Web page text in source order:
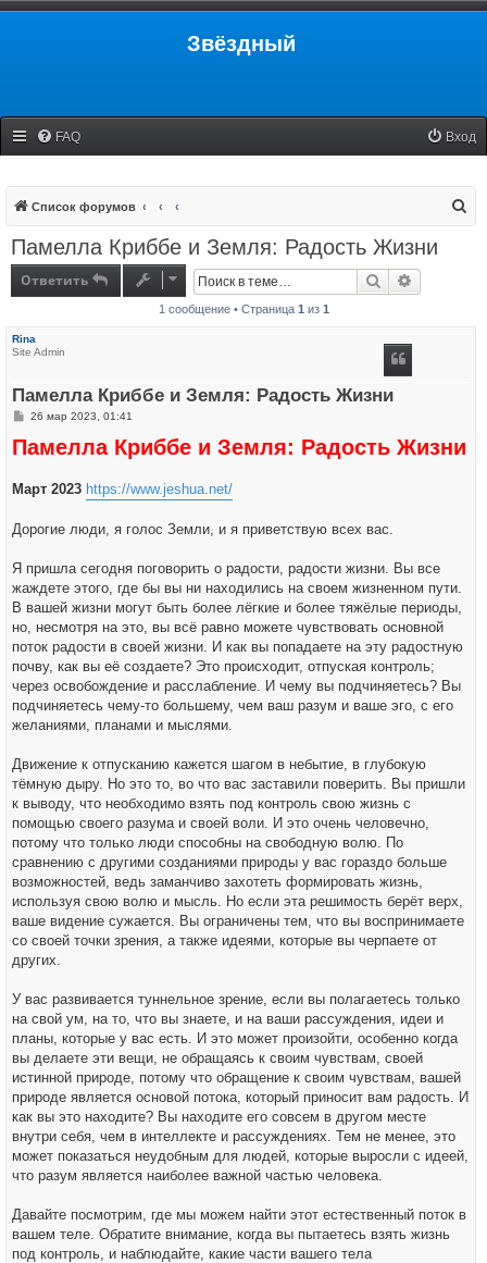
Звёздный
FAQ Вход
Список форумов
Памелла Криббе и Земля: Радость Жизни
Ответить Поиск
1 сообщение • Страница 1 из 1
Rina
Site Admin
Памелла Криббе и Земля: Радость Жизни
С
о
б
н
26 мар 2023, 01:41
Памелла Криббе и Земля: Радость Жизни
Март 2023 https://www.jeshua.net/
Дорогие люди, я голос Земли, и я приветствую всех вас.
Я пришла сегодня поговорить о радости, радости жизни. Вы все
жаждете этого, где бы вы ни находились на своем жизненном пути.
В вашей жизни могут быть более лёгкие и более тяжёлые периоды,
но, несмотря на это, вы всё равно можете чувствовать основной
поток радости в своей жизни. И как вы попадаете на эту радостную
почву, как вы её создаете? Это происходит, отпуская контроль;
через освобождение и расслабление. И чему вы подчиняетесь? Вы
подчиняетесь чему-то большему, чем ваш разум и ваше эго, с его
желаниями, планами и мыслями.
Движение к отпусканию кажется шагом в небытие, в глубокую
тёмную дыру. Но это то, во что вас заставили поверить. Вы пришли
к выводу, что необходимо взять под контроль свою жизнь с
помощью своего разума и своей воли. И это очень человечно,
потому что только люди способны на свободную волю. По
сравнению с другими созданиями природы у вас гораздо больше
возможностей, ведь заманчиво захотеть формировать жизнь,
используя свою волю и мысль. Но если эта решимость берёт верх,
ваше видение сужается. Вы ограничены тем, что вы воспринимаете
со своей точки зрения, а также идеями, которые вы черпаете от
других.
У вас развивается туннельное зрение, если вы полагаетесь только
на свой ум, на то, что вы знаете, и на ваши рассуждения, идеи и
планы, которые у вас есть. И это может произойти, особенно когда
вы делаете эти вещи, не обращаясь к своим чувствам, своей
истинной природе, потому что обращение к своим чувствам, вашей
природе является основой потока, который приносит вам радость. И
как вы это находите? Вы находите его совсем в другом месте
внутри себя, чем в интеллекте и рассуждениях. Тем не менее, это
может показаться неудобным для людей, которые выросли с идеей,
что разум является наиболее важной частью человека.
Давайте посмотрим, где мы можем найти этот естественный поток в
вашем теле. Обратите внимание, когда вы пытаетесь взять жизнь
под контроль, и наблюдайте, какие части вашего тела